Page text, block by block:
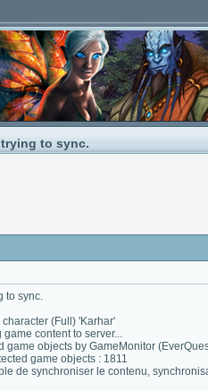
to sync.
to sync.
(Full) 'Karhar'
content to server...
game objects by GameMonitor
game objects : 1811
de synchroniser le contenu,